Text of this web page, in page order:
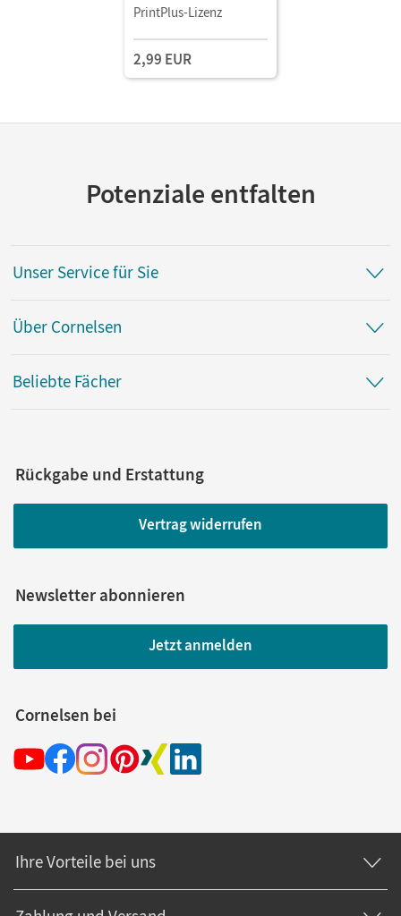
PrintPlus-Lizenz
2,99 EUR
Potenziale entfalten
Unser Service für Sie
Über Cornelsen
Beliebte Fächer
Rückgabe und Erstattung
Vertrag widerrufen
Newsletter abonnieren
Jetzt anmelden
Cornelsen bei
Ihre Vorteile bei uns